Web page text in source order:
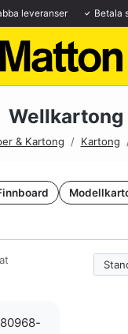
leveranser Betala
Wellkartong
& Kartong / Kartong